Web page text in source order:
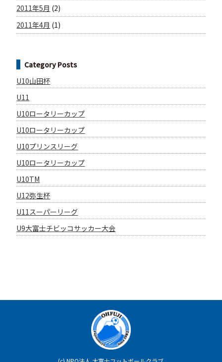
2011年5月 (2)
2011年4月 (1)
Category Posts
U10山田杯
U11
U10ロータリーカップ
U10ロータリーカップ
U10プリンスリーグ
U10ロータリーカップ
U10TM
U12弥生杯
U11スーパーリーグ
U9大富士チビッコサッカー大会